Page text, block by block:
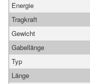
Energie
Tragkraft
Gewicht
Gabellänge
Typ
Länge